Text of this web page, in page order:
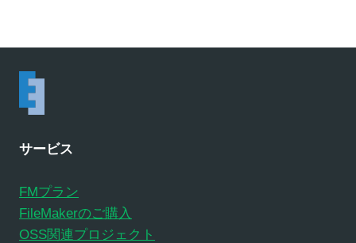
サービス
FMプラン
FileMakerのご購入
OSS関連プロジェクト